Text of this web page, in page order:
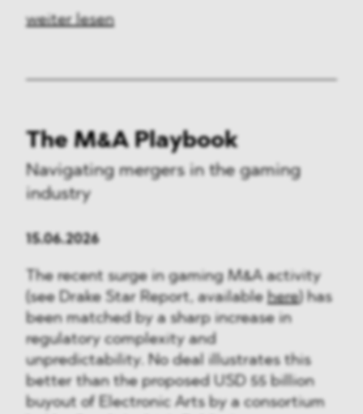
weiter lesen
The M&A Playbook
Navigating mergers in the gaming
industry
15.06.2026
The recent surge in gaming M&A activity
(see Drake Star Report, available here) has
been matched by a sharp increase in
regulatory complexity and
unpredictability. No deal illustrates this
better than the proposed USD 55 billion
buyout of Electronic Arts by a consortium